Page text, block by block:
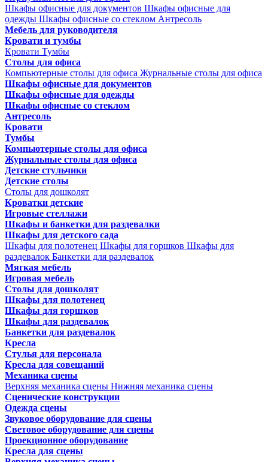
Шкафы офисные для документов Шкафы офисные для
одежды Шкафы офисные со стеклом Антресоль
Мебель для руководителя
Кровати и тумбы
Кровати Тумбы
Столы для офиса
Компьютерные столы для офиса Журнальные столы для офиса
Шкафы офисные для документов
Шкафы офисные для одежды
Шкафы офисные со стеклом
Антресоль
Кровати
Тумбы
Компьютерные столы для офиса
Журнальные столы для офиса
Детские стульчики
Детские столы
Столы для дошколят
Кроватки детские
Игровые стеллажи
Шкафы и банкетки для раздевалки
Шкафы для детского сада
Шкафы для полотенец Шкафы для горшков Шкафы для
раздевалок Банкетки для раздевалок
Мягкая мебель
Игровая мебель
Столы для дошколят
Шкафы для полотенец
Шкафы для горшков
Шкафы для раздевалок
Банкетки для раздевалок
Кресла
Стулья для персонала
Кресла для совещаний
Механика сцены
Верхняя механика сцены Нижняя механика сцены
Сценические конструкции
Одежда сцены
Звуковое оборудование для сцены
Световое оборудование для сцены
Проекционное оборудование
Кресла для сцены